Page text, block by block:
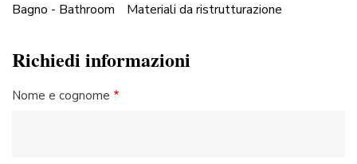
Bagno - Bathroom Materiali da ristrutturazione
Richiedi informazioni
Nome e cognome